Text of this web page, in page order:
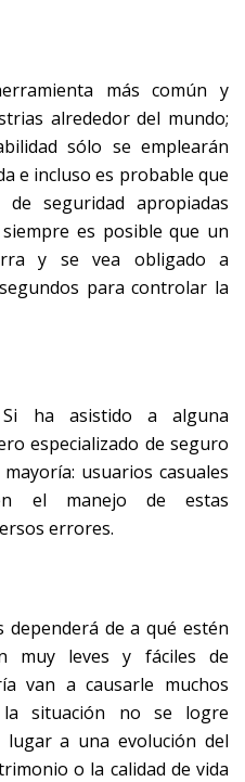
más común y
alrededor del mundo;
sólo se emplearán
e incluso es probable que
de seguridad apropiadas
es posible que un
y se vea obligado a
para controlar la
Si ha asistido a alguna
especializado de seguro
usuarios casuales
el manejo de estas
errores.
dependerá de a qué estén
muy leves y fáciles de
van a causarle muchos
situación no se logre
a una evolución del
o la calidad de vida